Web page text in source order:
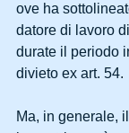
ove ha
datore di lavoro
durate il periodo
divieto ex art. 54.
Ma, in generale,